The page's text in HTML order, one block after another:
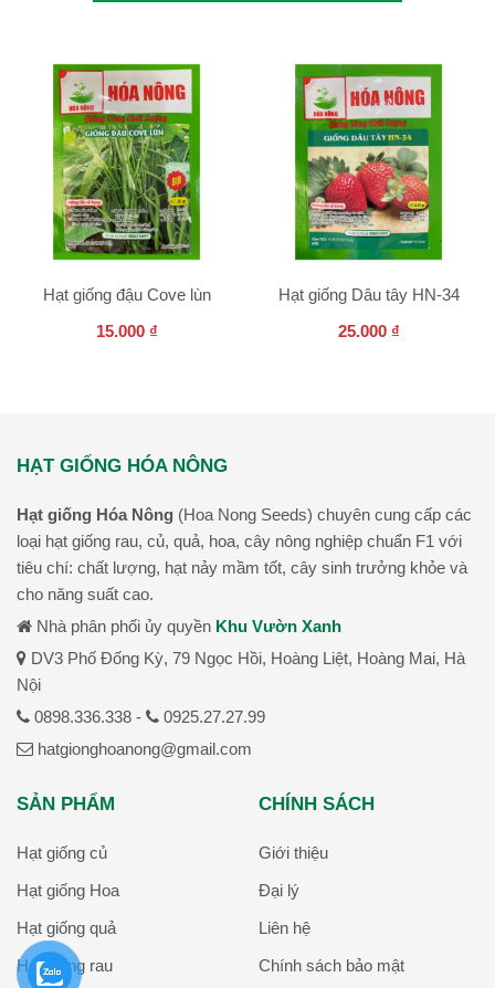
Hạt giống đậu Cove lùn
15.000 ₫
Hạt giống Dâu tây HN-34
25.000 ₫
HẠT GIỐNG HÓA NÔNG
Hạt giống Hóa Nông (Hoa Nong Seeds) chuyên cung cấp các
loại hạt giống rau, củ, quả, hoa, cây nông nghiệp chuẩn F1 với
tiêu chí: chất lượng, hạt nảy mầm tốt, cây sinh trưởng khỏe và
cho năng suất cao.
Nhà phân phối ủy quyền Khu Vườn Xanh
DV3 Phố Đống Kỳ, 79 Ngọc Hồi, Hoàng Liệt, Hoàng Mai, Hà
Nội
0898.336.338 -
0925.27.27.99
hatgionghoanong@gmail.com
SẢN PHẨM
Hạt giống củ
Hạt giống Hoa
Hạt giống quả
Hạt giống rau
CHÍNH SÁCH
Giới thiệu
Đại lý
Liên hệ
Chính sách bảo mật